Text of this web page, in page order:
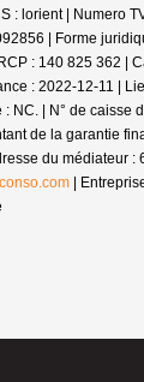
: lorient | Numero
| Forme
: 140 825 362 |
: 2022-12-11 |
NC. | N° de caisse
de la garantie
du médiateur :
|